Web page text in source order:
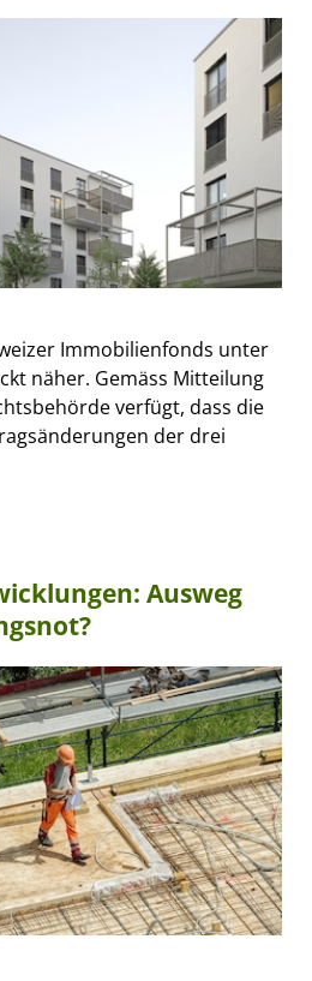
Immobilienfonds unter
näher. Gemäss Mitteilung
verfügt, dass die
der drei
Ausweg